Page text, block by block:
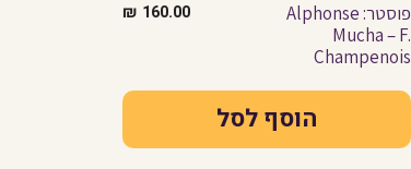
פוסטר: Alphonse
Mucha – F.
Champenois
160.00
₪
הוסף לסל